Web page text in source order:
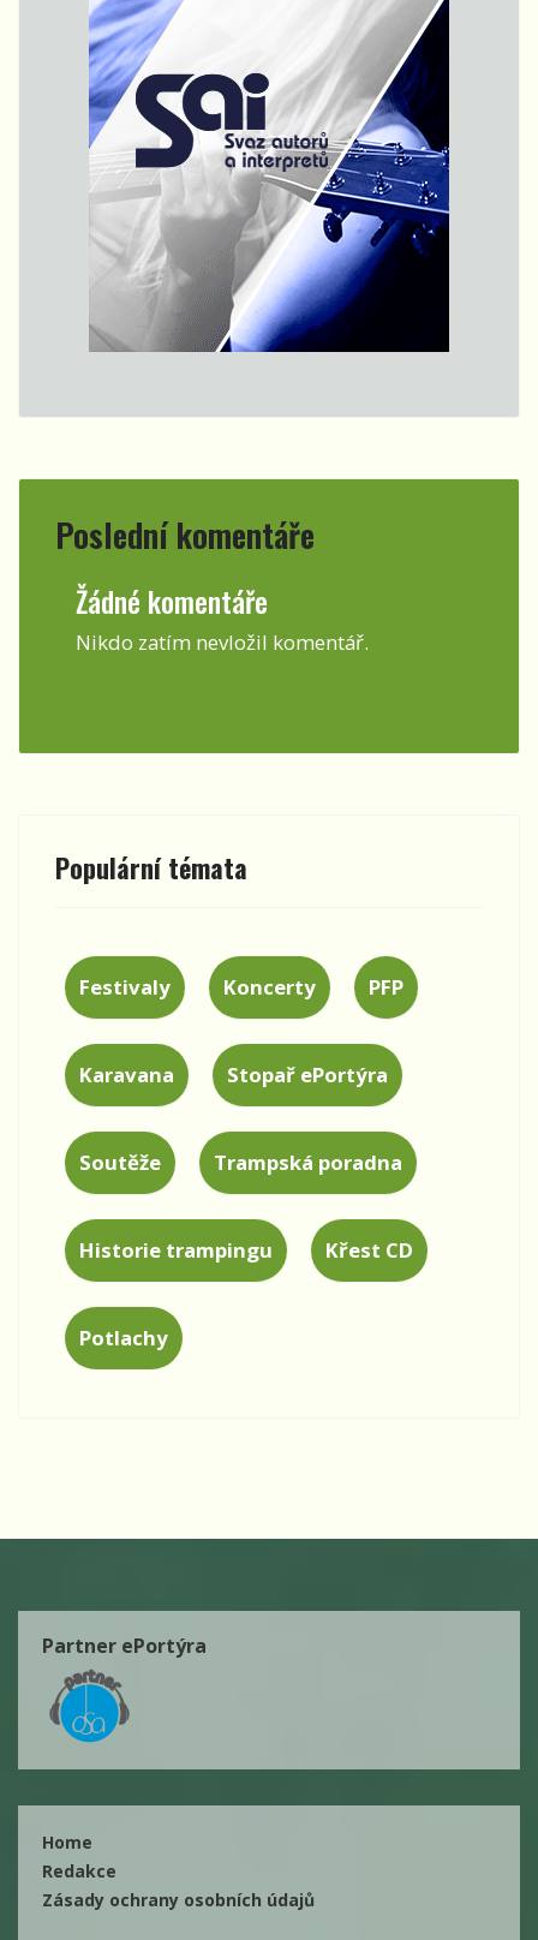
Poslední komentáře
Žádné komentáře
Nikdo zatím nevložil komentář.
Populární témata
Festivaly Koncerty PFP
Karavana Stopař ePortýra
Soutěže Trampská poradna
Historie trampingu Křest CD
Potlachy
Partner ePortýra
Home
Redakce
Zásady ochrany osobních údajů